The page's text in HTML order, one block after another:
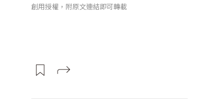
創用授權，附原文連結即可轉載